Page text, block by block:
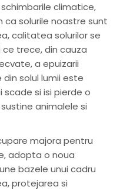
climatice,
solurile noastre sunt
calitatea solurilor se
trece, din cauza
a epuizarii
din solul lumii este
si isi pierde o
animalele si
majora pentru
adopta o noua
bazele unui cadru
protejarea si